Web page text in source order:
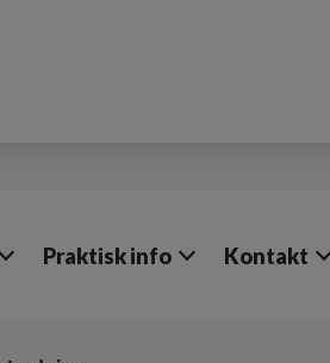
Praktisk info Kontakt